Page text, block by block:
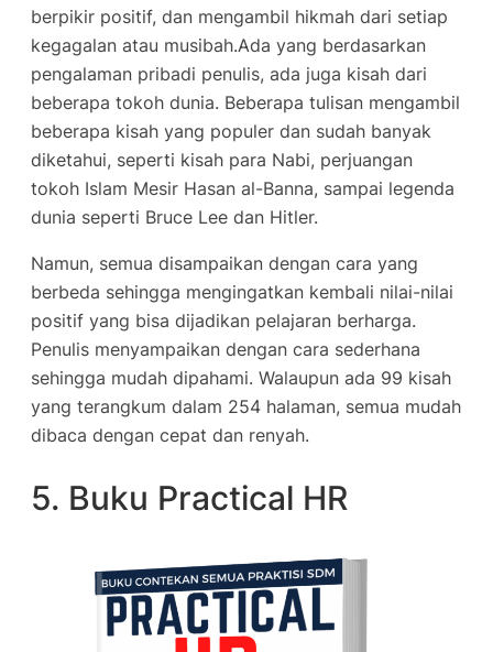
berpikir positif, dan mengambil hikmah dari setiap
kegagalan atau musibah.Ada yang berdasarkan
pengalaman pribadi penulis, ada juga kisah dari
beberapa tokoh dunia. Beberapa tulisan mengambil
beberapa kisah yang populer dan sudah banyak
diketahui, seperti kisah para Nabi, perjuangan
tokoh Islam Mesir Hasan al-Banna, sampai legenda
dunia seperti Bruce Lee dan Hitler.
Namun, semua disampaikan dengan cara yang
berbeda sehingga mengingatkan kembali nilai-nilai
positif yang bisa dijadikan pelajaran berharga.
Penulis menyampaikan dengan cara sederhana
sehingga mudah dipahami. Walaupun ada 99 kisah
yang terangkum dalam 254 halaman, semua mudah
dibaca dengan cepat dan renyah.
5. Buku Practical HR